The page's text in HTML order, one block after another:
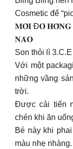
Cosmetic để
𝐌𝐎̂𝐈 Đ𝐎̉ 𝐇𝐎̂̀𝐍𝐆
𝐍𝐀̀𝐎
Son thỏi lì
Với một
những vầng
trời.
Được cải tiến
chén khi ăn
Bé này khi
màu nhẹ nhàng.